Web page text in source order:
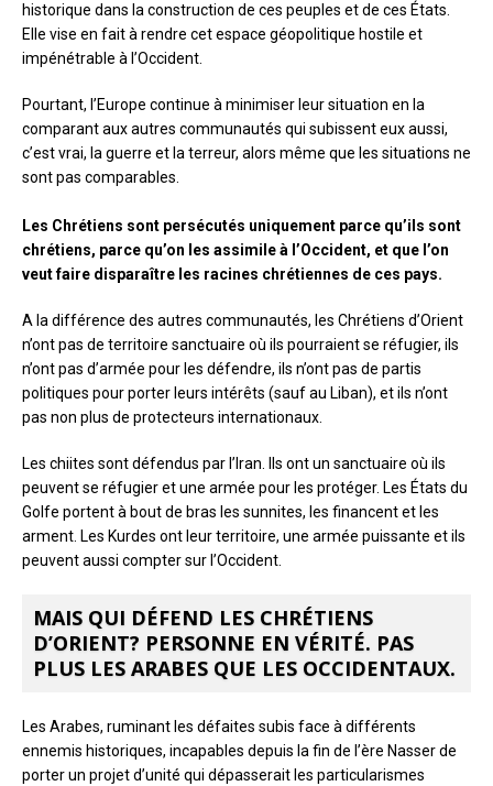
historique dans la construction de ces peuples et de ces États.
Elle vise en fait à rendre cet espace géopolitique hostile et
impénétrable à l’Occident.
Pourtant, l’Europe continue à minimiser leur situation en la
comparant aux autres communautés qui subissent eux aussi,
c’est vrai, la guerre et la terreur, alors même que les situations ne
sont pas comparables.
Les Chrétiens sont persécutés uniquement parce qu’ils sont
chrétiens, parce qu’on les assimile à l’Occident, et que l’on
veut faire disparaître les racines chrétiennes de ces pays.
A la différence des autres communautés, les Chrétiens d’Orient
n’ont pas de territoire sanctuaire où ils pourraient se réfugier, ils
n’ont pas d’armée pour les défendre, ils n’ont pas de partis
politiques pour porter leurs intérêts (sauf au Liban), et ils n’ont
pas non plus de protecteurs internationaux.
Les chiites sont défendus par l’Iran. Ils ont un sanctuaire où ils
peuvent se réfugier et une armée pour les protéger. Les États du
Golfe portent à bout de bras les sunnites, les financent et les
arment. Les Kurdes ont leur territoire, une armée puissante et ils
peuvent aussi compter sur l’Occident.
MAIS QUI DÉFEND LES CHRÉTIENS
D’ORIENT? PERSONNE EN VÉRITÉ. PAS
PLUS LES ARABES QUE LES OCCIDENTAUX.
Les Arabes, ruminant les défaites subis face à différents
ennemis historiques, incapables depuis la fin de l’ère Nasser de
porter un projet d’unité qui dépasserait les particularismes